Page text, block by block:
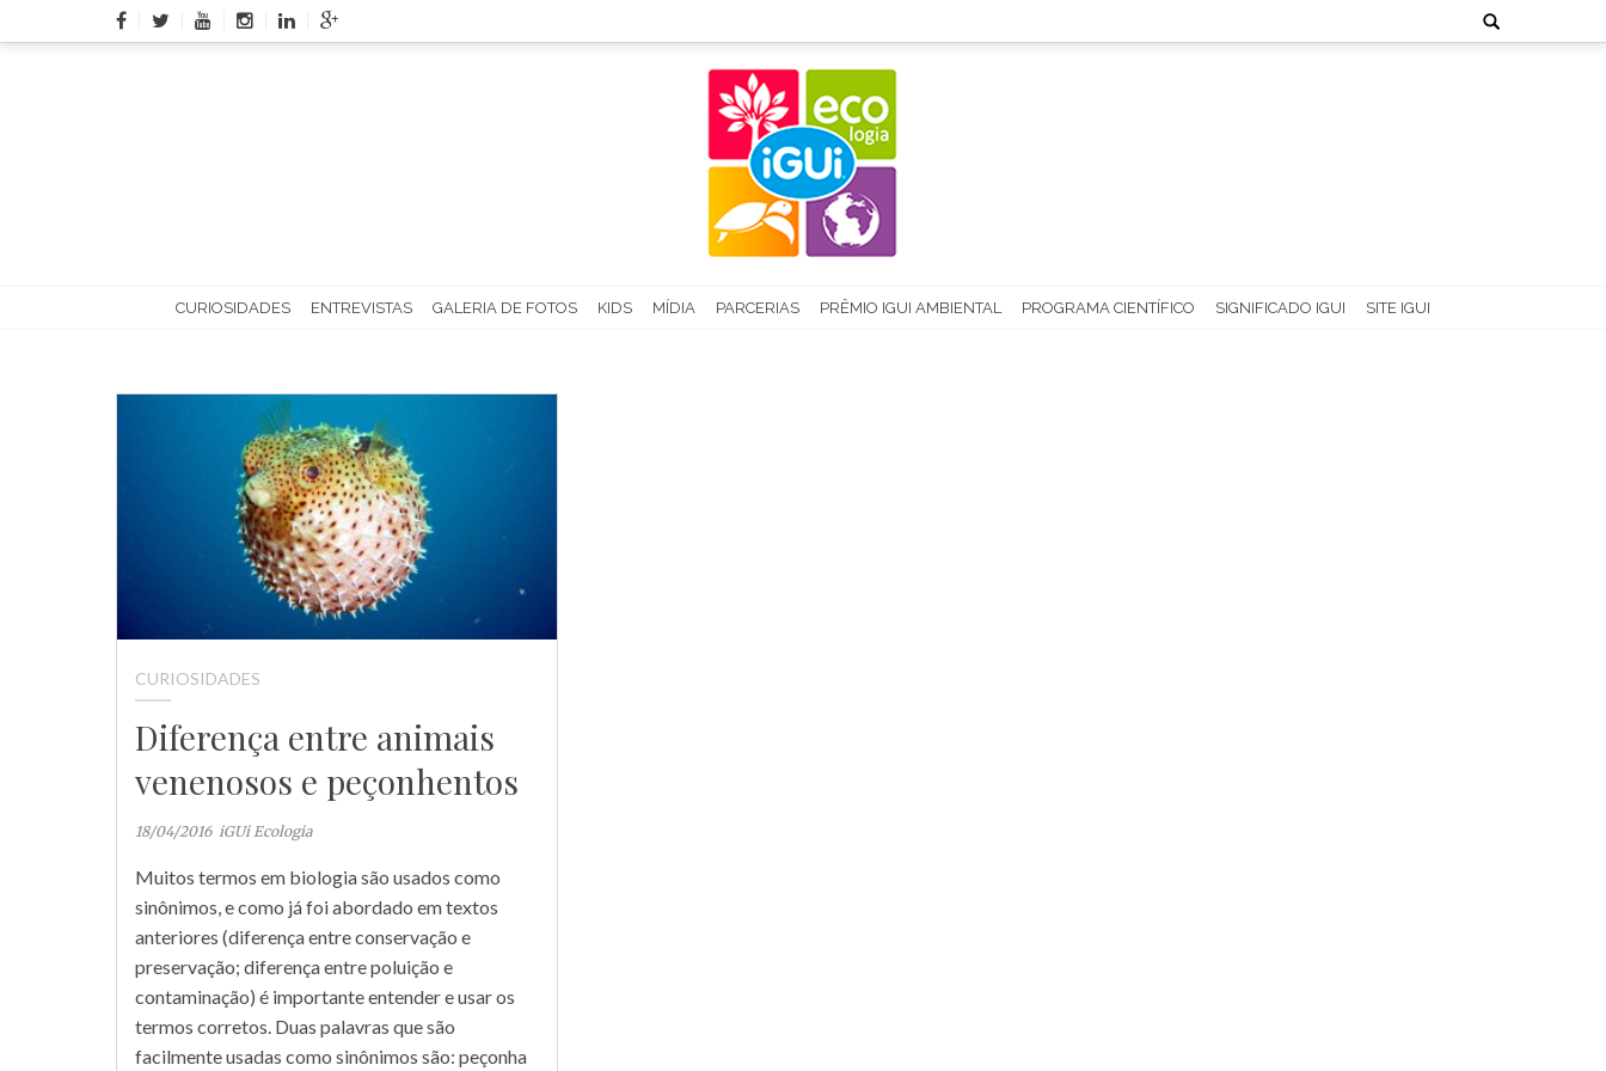
to
Search
for:
CURIOSIDADES ENTREVISTAS GALERIA DE FOTOS KIDS MÍDIA PARCERIAS PRÊMIO IGUI AMBIENTAL PROGRAMA CIENTÍFICO SIGNIFICADO IGUI SITE IGUI
CURIOSIDADES
Diferença entre animais
venenosos e peçonhentos
18/04/2016 iGUi Ecologia
Muitos termos em biologia são usados como
sinônimos, e como já foi abordado em textos
anteriores (diferença entre conservação e
preservação; diferença entre poluição e
contaminação) é importante entender e usar os
termos corretos. Duas palavras que são
facilmente usadas como sinônimos são: peçonha